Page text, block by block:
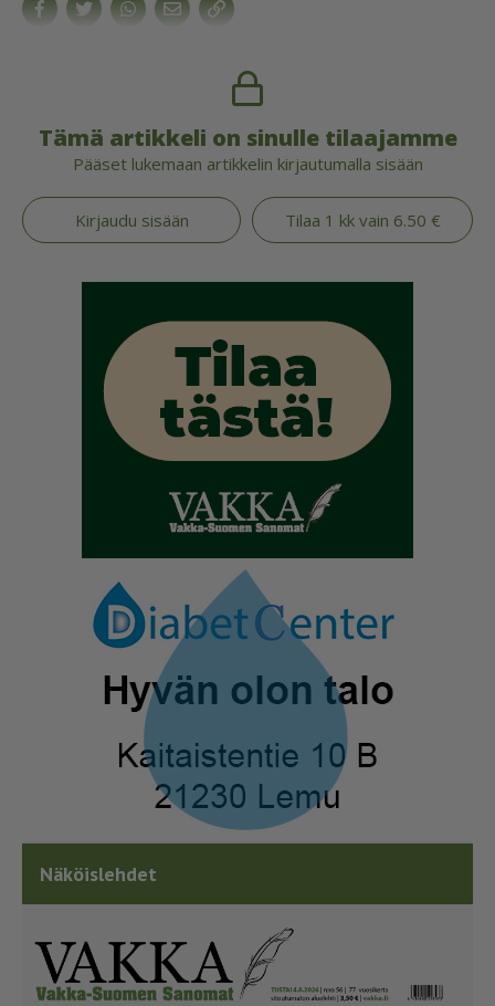
Tämä artikkeli on sinulle tilaajamme
Pääset lukemaan artikkelin kirjautumalla sisään
Kirjaudu sisään Tilaa 1 kk vain 6.50 €
Näköislehdet